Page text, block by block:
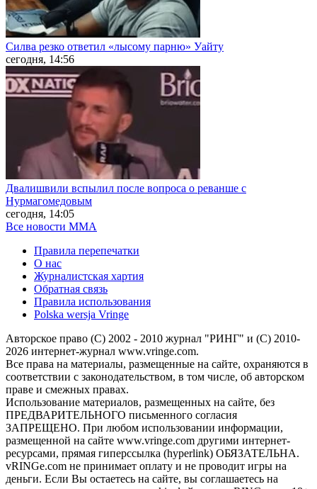
Силва резко ответил «лысому парню» Уайту
сегодня, 14:56
Двалишвили вспылил после вопроса о реванше с
Нурмагомедовым
сегодня, 14:05
Все новости MMA
Правила перепечатки
О нас
Журналистская хартия
Обратная связь
Правила использования
Polska wersja Vringe
Авторское право (С) 2002 - 2010 журнал "РИНГ" и (С) 2010-
2026 интернет-журнал www.vringe.com.
Все права на материалы, размещенные на сайте, охраняются в
соответствии с законодательством, в том числе, об авторском
праве и смежных правах.
Использование материалов, размещенных на сайте, без
ПРЕДВАРИТЕЛЬНОГО письменного согласия
ЗАПРЕЩЕНО. При любом использовании информации,
размещенной на сайте www.vringe.com другими интернет-
ресурсами, прямая гиперссылка (hyperlink) ОБЯЗАТЕЛЬНА.
vRINGe.com не принимает оплату и не проводит игры на
деньги. Если Вы остаетесь на сайте, вы соглашаетесь на